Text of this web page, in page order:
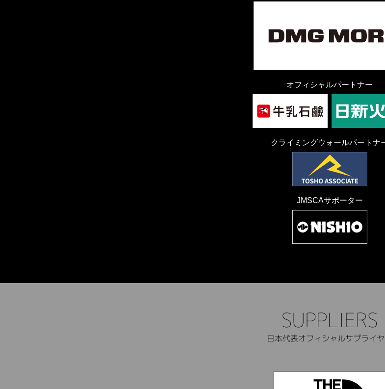
オフィシャルパートナー
クライミングウォールパートナ
JMSCAサポーター